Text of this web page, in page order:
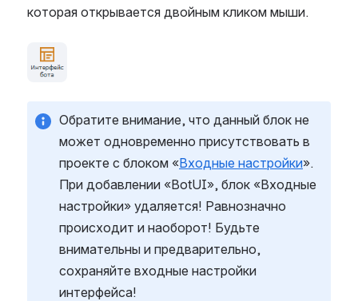
которая открывается двойным кликом мыши.
Open
Обратите внимание, что данный блок не
может одновременно присутствовать в
проекте с блоком «Входные настройки».
При добавлении «BotUI», блок «Входные
настройки» удаляется! Равнозначно
происходит и наоборот! Будьте
внимательны и предварительно,
сохраняйте входные настройки
интерфейса!